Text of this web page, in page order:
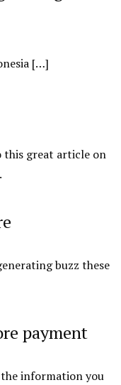
[…]
this great article on
buzz these
payment
information you